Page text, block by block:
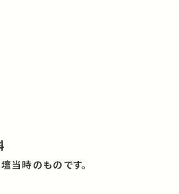
当時のものです。